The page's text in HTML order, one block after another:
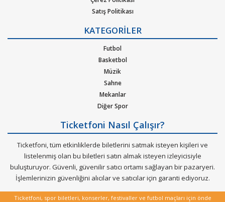
oluşturulan etkinliklere bilet bulabilirsiniz. Elinizdeki
gidemeyeceğiniz konserlerin biletlerini de satabileceğiniz çok
özel bir hizmeti Ticketfoni sizler için sunuyor.
Dünya çapında en çok dinlenen, dünyada en çok konser veren
sanatçıların soluksuz konser turneleriyle biletleri günler
öncesinden tükenen etkinliklerin biletlerini Ticketfoni
güvencesiyle satın alabilirisiniz.
Satış Politikası
Kurumsal Ağırlama
Nasıl Çalışır
Bilet Tipi ve Teslimat
Üyelik Doğrulama
Sık Sorulan Sorular
KATEGORİLER
Futbol
Basketbol
Müzik
Sahne
Mekanlar
Diğer Spor
Ticketfoni Nasıl Çalışır?
Ticketfoni, tüm etkinliklerde biletlerini satmak isteyen kişileri ve
listelenmiş olan bu biletleri satın almak isteyen izleyicisiyle
buluşturuyor. Güvenli, güvenilir satıcı ortamı sağlayan bir pazaryeri.
İşlemlerinizin güvenliğini alıcılar ve satıcılar için garanti ediyoruz.
Ticketfoni, spor biletleri, konserler, festivaller ve futbol maçları için önde